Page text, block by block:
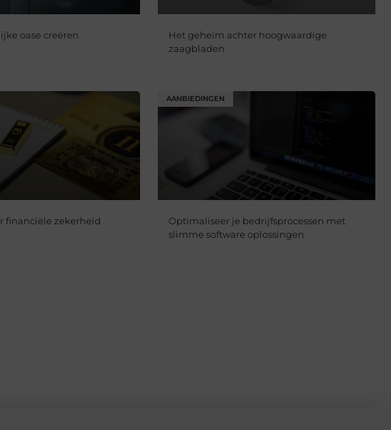
oase creëren
Het geheim achter hoogwaardige
zaagbladen
financiële zekerheid
AANBIEDINGEN
Optimaliseer je bedrijfsprocessen met
slimme software oplossingen